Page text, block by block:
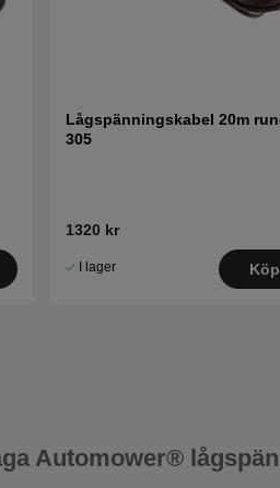
Lågspänningskabel 20m
305
1320 kr
I lager Köp
Automower®